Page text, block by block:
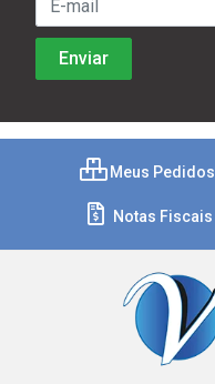
Meus Pedidos
Notas Fiscais